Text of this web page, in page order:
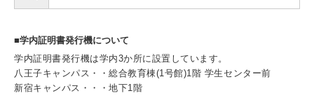
■学内証明書発行機について
学内証明書発行機は学内3か所に設置しています。
八王子キャンパス・・総合教育棟(1号館)1階 学生センター前
新宿キャンパス・・・地下1階